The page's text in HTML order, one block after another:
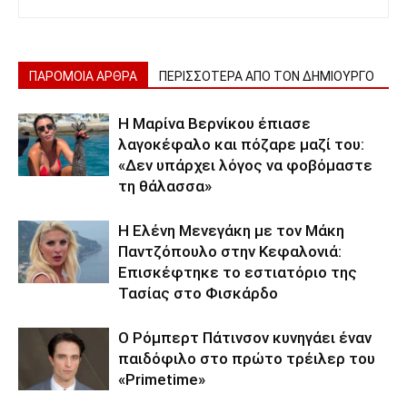
ΠΑΡΟΜΟΙΑ ΑΡΘΡΑ ΠΕΡΙΣΣΟΤΕΡΑ ΑΠΟ ΤΟΝ ΔΗΜΙΟΥΡΓΟ
Η Μαρίνα Βερνίκου έπιασε
λαγοκέφαλο και πόζαρε μαζί του:
«Δεν υπάρχει λόγος να φοβόμαστε
τη θάλασσα»
Η Ελένη Μενεγάκη με τον Μάκη
Παντζόπουλο στην Κεφαλονιά:
Επισκέφτηκε το εστιατόριο της
Τασίας στο Φισκάρδο
Ο Ρόμπερτ Πάτινσον κυνηγάει έναν
παιδόφιλο στο πρώτο τρέιλερ του
«Primetime»